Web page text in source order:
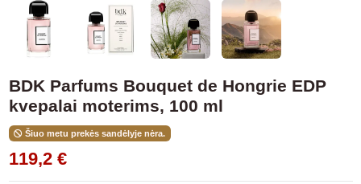
BDK Parfums Bouquet de Hongrie EDP
kvepalai moterims, 100 ml
Šiuo metu prekės sandėlyje nėra.
119,2 €